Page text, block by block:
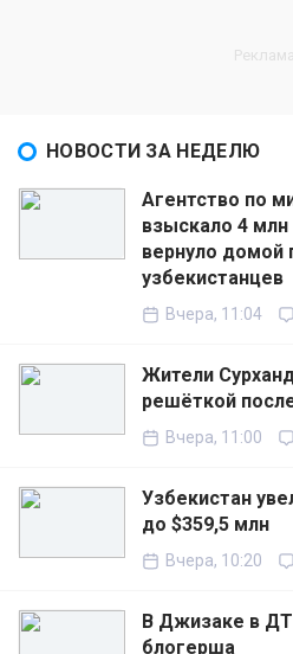
НОВОСТИ ЗА НЕДЕЛЮ
Агентство по
взыскало 4 млн
вернуло домой
узбекистанцев
Вчера, 11:04
Жители
решёткой
Вчера, 11:00
Узбекистан
до $359,5 млн
Вчера, 10:20
В Джизаке в
блогерша